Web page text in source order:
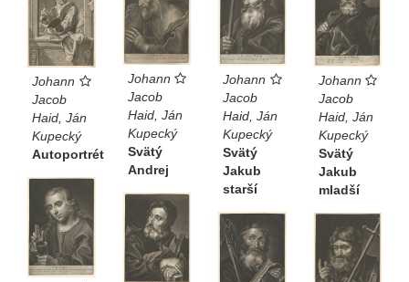
Johann
Jacob
Haid, Ján
Kupecký
Autoportrét
Johann
Jacob
Haid, Ján
Kupecký
Svätý
Andrej
Johann
Jacob
Haid, Ján
Kupecký
Svätý
Jakub
starší
Johann
Jacob
Haid, Ján
Kupecký
Svätý
Jakub
mladší